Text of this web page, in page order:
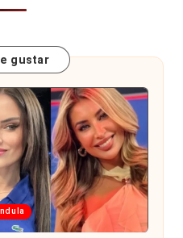
gustar